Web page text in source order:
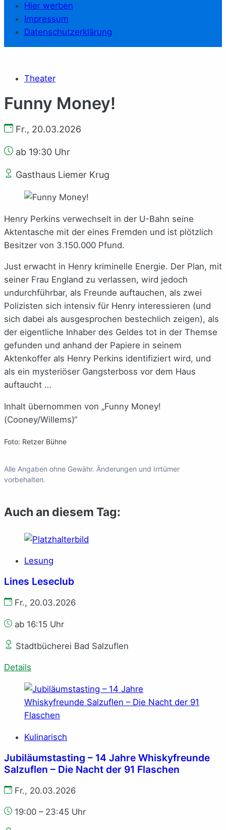
Hier werben
Impressum
Datenschutzerklärung
Theater
Funny Money!
Fr., 20.03.2026
ab 19:30 Uhr
Gasthaus Liemer Krug
Henry Perkins verwechselt in der U-Bahn seine
Aktentasche mit der eines Fremden und ist plötzlich
Besitzer von 3.150.000 Pfund.
Just erwacht in Henry kriminelle Energie. Der Plan, mit
seiner Frau England zu verlassen, wird jedoch
undurchführbar, als Freunde auftauchen, als zwei
Polizisten sich intensiv für Henry interessieren (und
sich dabei als ausgesprochen bestechlich zeigen), als
der eigentliche Inhaber des Geldes tot in der Themse
gefunden und anhand der Papiere in seinem
Aktenkoffer als Henry Perkins identifiziert wird, und
als ein mysteriöser Gangsterboss vor dem Haus
auftaucht …
Inhalt übernommen von „Funny Money!
(Cooney/Willems)“
Foto: Retzer Bühne
Alle Angaben ohne Gewähr. Änderungen und Irrtümer
vorbehalten.
Auch an diesem Tag:
Lesung
Lines Leseclub
Fr., 20.03.2026
ab 16:15 Uhr
Stadtbücherei Bad Salzuflen
Details
Kulinarisch
Jubiläumstasting – 14 Jahre Whiskyfreunde
Salzuflen – Die Nacht der 91 Flaschen
Fr., 20.03.2026
19:00 – 23:45 Uhr